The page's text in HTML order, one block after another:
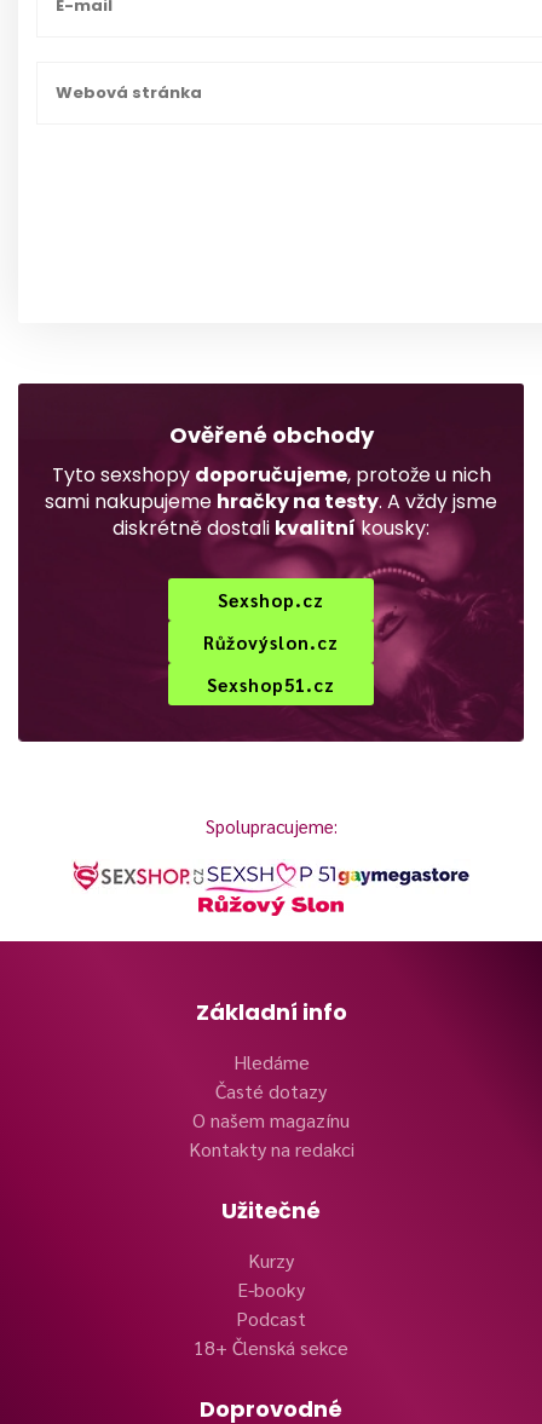
Ověřené obchody
Tyto sexshopy doporučujeme, protože u nich
sami nakupujeme hračky na testy. A vždy jsme
diskrétně dostali kvalitníkousky:
Sexshop.cz
Růžovýslon.cz
Sexshop51.cz
Spolupracujeme:
Základní info
Hledáme
Časté dotazy
O našem magazínu
Kontakty na redakci
Užitečné
Kurzy
E-booky
Podcast
18+ Členská sekce
Doprovodné